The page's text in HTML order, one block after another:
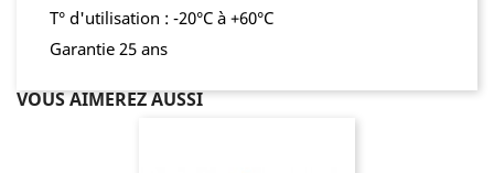
T° d'utilisation : -20°C à +60°C
Garantie 25 ans
VOUS AIMEREZ AUSSI